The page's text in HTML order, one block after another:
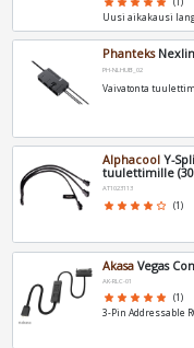
Uusi aikakausi
Phanteks
PH-NLHUB_02
Vaivatonta
Alphacool Y-
tuulettimille
AT1023113
star star star star star_border (1)
Akasa Vegas
AK-RLC-01
star star star star star (1)
3-Pin Addressable